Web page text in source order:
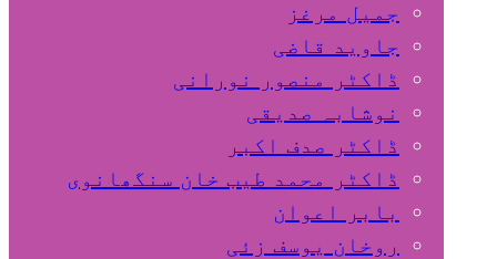
جمیل مرغز
جاوید قاضی
ڈاکٹر منصور نورانی
نوشابہ صدیقی
ڈاکٹر صدف اکبر
ڈاکٹر محمد طیب خان سنگھانوی
بابر اعوان
روخان یوسف زئی